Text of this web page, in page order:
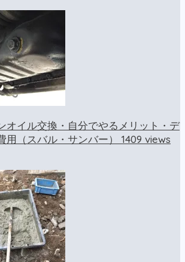
オイル交換・自分でやるメリット・デ
用（スバル・サンバー） 1409 views